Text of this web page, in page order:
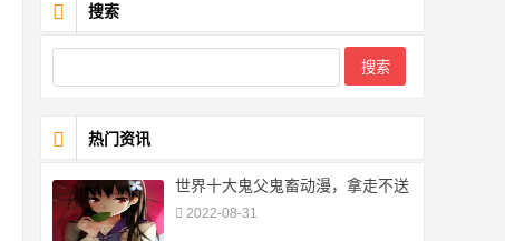
搜索
热门资讯
世界十大鬼父鬼畜动漫，拿走不送
2022-08-31